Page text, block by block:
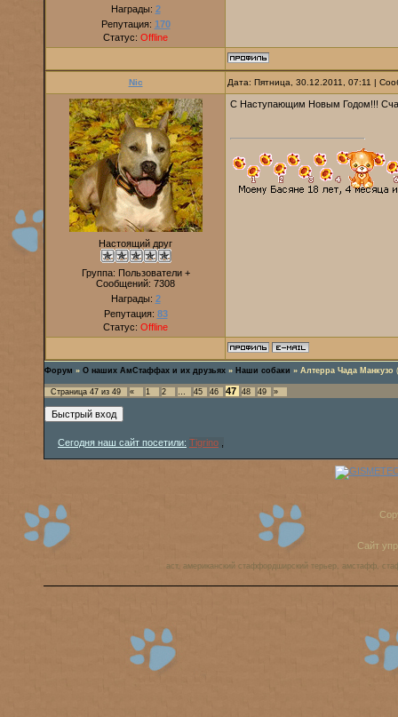
Награды: 2
Репутация: 170
Статус: Offline
Nic Дата: Пятница, 30.12.2011, 07:11 |
Настоящий друг
Группа: Пользователи +
Сообщений: 7308
Награды: 2
Репутация: 83
Статус: Offline
С Наступающим Новым Годом!!!
Форум » О наших АмСтаффах и их друзьях » Наши собаки » Алтерра Чада Манкузо
Страница 47 из 49 « 1 2 … 45 46 47 48 49 »
Сегодня наш сайт посетили: Tigrino
Сайт
аст, американский стаффордширский терьер, амстафф,